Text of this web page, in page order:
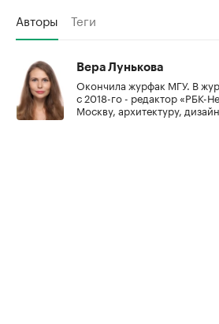
Авторы Теги
Вера Лунькова
Окончила журфак МГУ. В
с 2018-го - редактор «РБК-
Москву, архитектуру,